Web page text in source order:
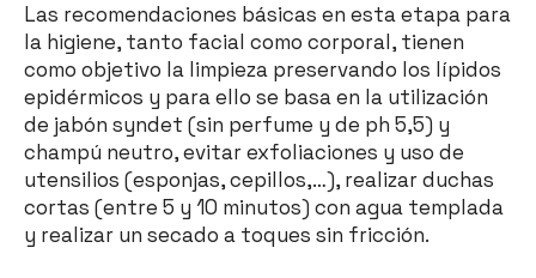
Las recomendaciones básicas en esta etapa para
la higiene, tanto facial como corporal, tienen
como objetivo la limpieza preservando los lípidos
epidérmicos y para ello se basa en la utilización
de jabón syndet (sin perfume y de ph 5,5) y
champú neutro, evitar exfoliaciones y uso de
utensilios (esponjas, cepillos,…), realizar duchas
cortas (entre 5 y 10 minutos) con agua templada
y realizar un secado a toques sin fricción.